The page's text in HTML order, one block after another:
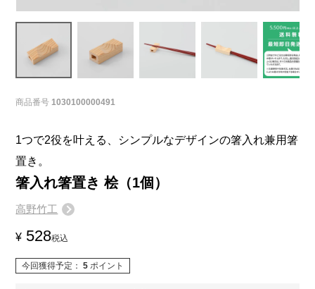
商品番号 1030100000491
1つで2役を叶える、シンプルなデザインの箸入れ兼用箸
置き。
箸入れ箸置き 桧（1個）
高野竹工
¥ 528税込
今回獲得予定： 5 ポイント